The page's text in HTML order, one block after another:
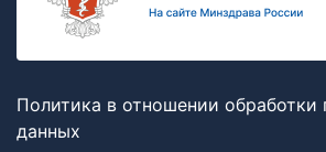
Политика в отношении обработки
данных